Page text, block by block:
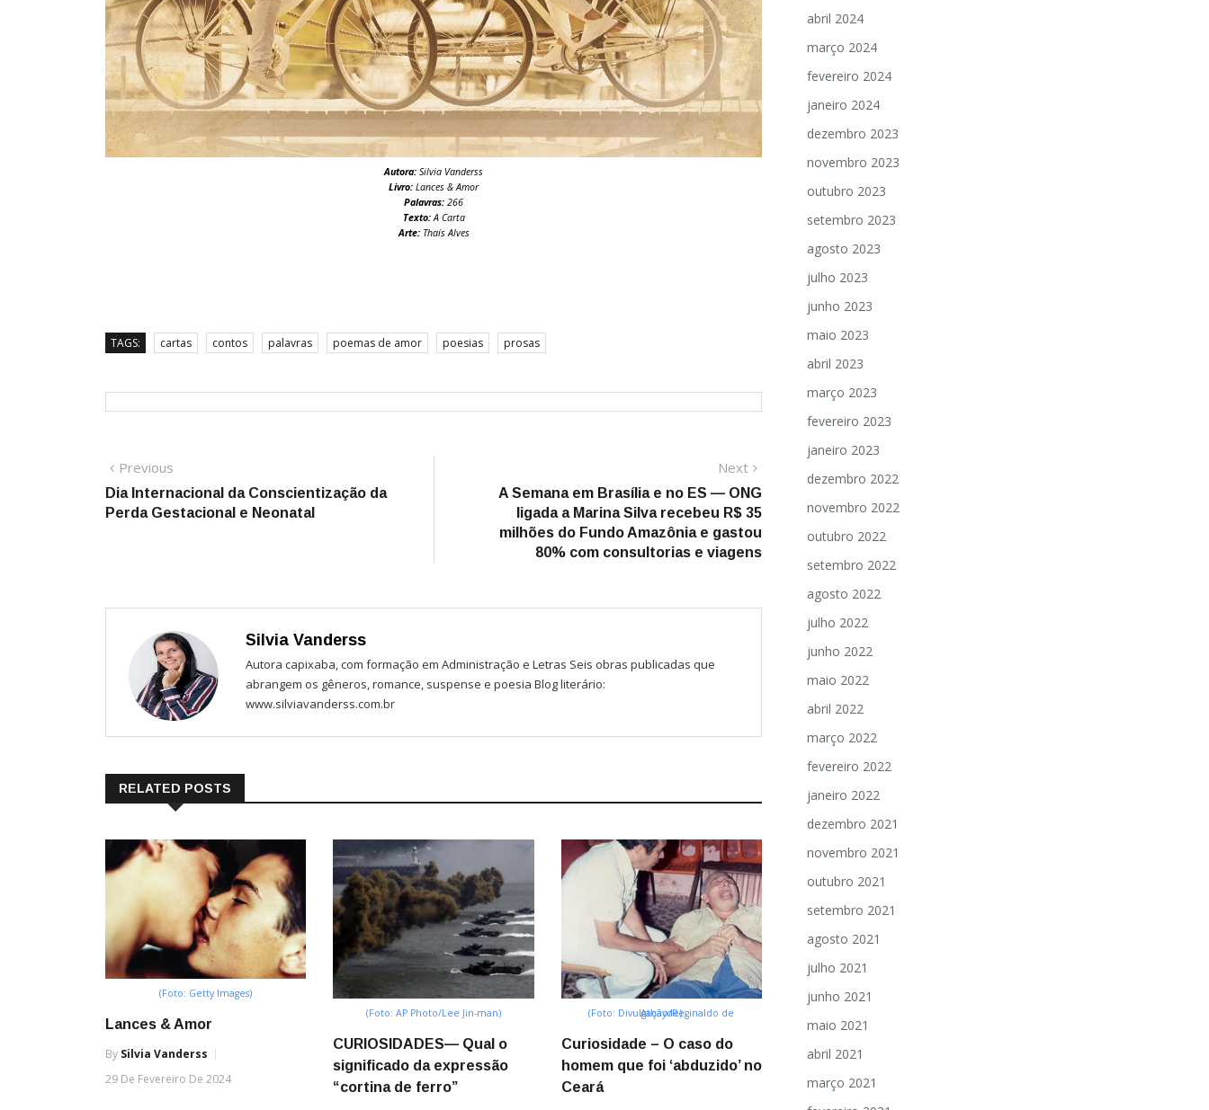
Autora: Silvia Vanderss
Livro: Lances & Amor
Palavras: 266
Texto:A Carta
Arte: Thaís Alves
TAGS: cartas contos palavras poemas de amor poesias prosas
Navegação
de
Previous
post:
Dia Internacional da Conscientização da
Perda Gestacional e Neonatal
Next
A Semana em Brasília e no ES — ONG
ligada a Marina Silva recebeu R$ 35
milhões do Fundo Amazônia e gastou
80% com consultorias e viagens
Silvia Vanderss
Autora capixaba, com formação em Administração e Letras Seis obras publicadas que
abrangem os gêneros, romance, suspense e poesia Blog literário:
www.silviavanderss.com.br
RELATED POSTS
(Foto: Getty Images)
Lances & Amor
By Silvia Vanderss
29 De Fevereiro De 2024
(Foto: AP Photo/Lee Jin-man)
CURIOSIDADES— Qual o
significado da expressão
“cortina de ferro”
(Foto: Divulgação/Reginaldo de Athayde)
Curiosidade – O caso do
homem que foi ‘abduzido’ no
Ceará
abril 2024
março 2024
fevereiro 2024
janeiro 2024
dezembro 2023
novembro 2023
outubro 2023
setembro 2023
agosto 2023
julho 2023
junho 2023
maio 2023
abril 2023
março 2023
fevereiro 2023
janeiro 2023
dezembro 2022
novembro 2022
outubro 2022
setembro 2022
agosto 2022
julho 2022
junho 2022
maio 2022
abril 2022
março 2022
fevereiro 2022
janeiro 2022
dezembro 2021
novembro 2021
outubro 2021
setembro 2021
agosto 2021
julho 2021
junho 2021
maio 2021
abril 2021
março 2021